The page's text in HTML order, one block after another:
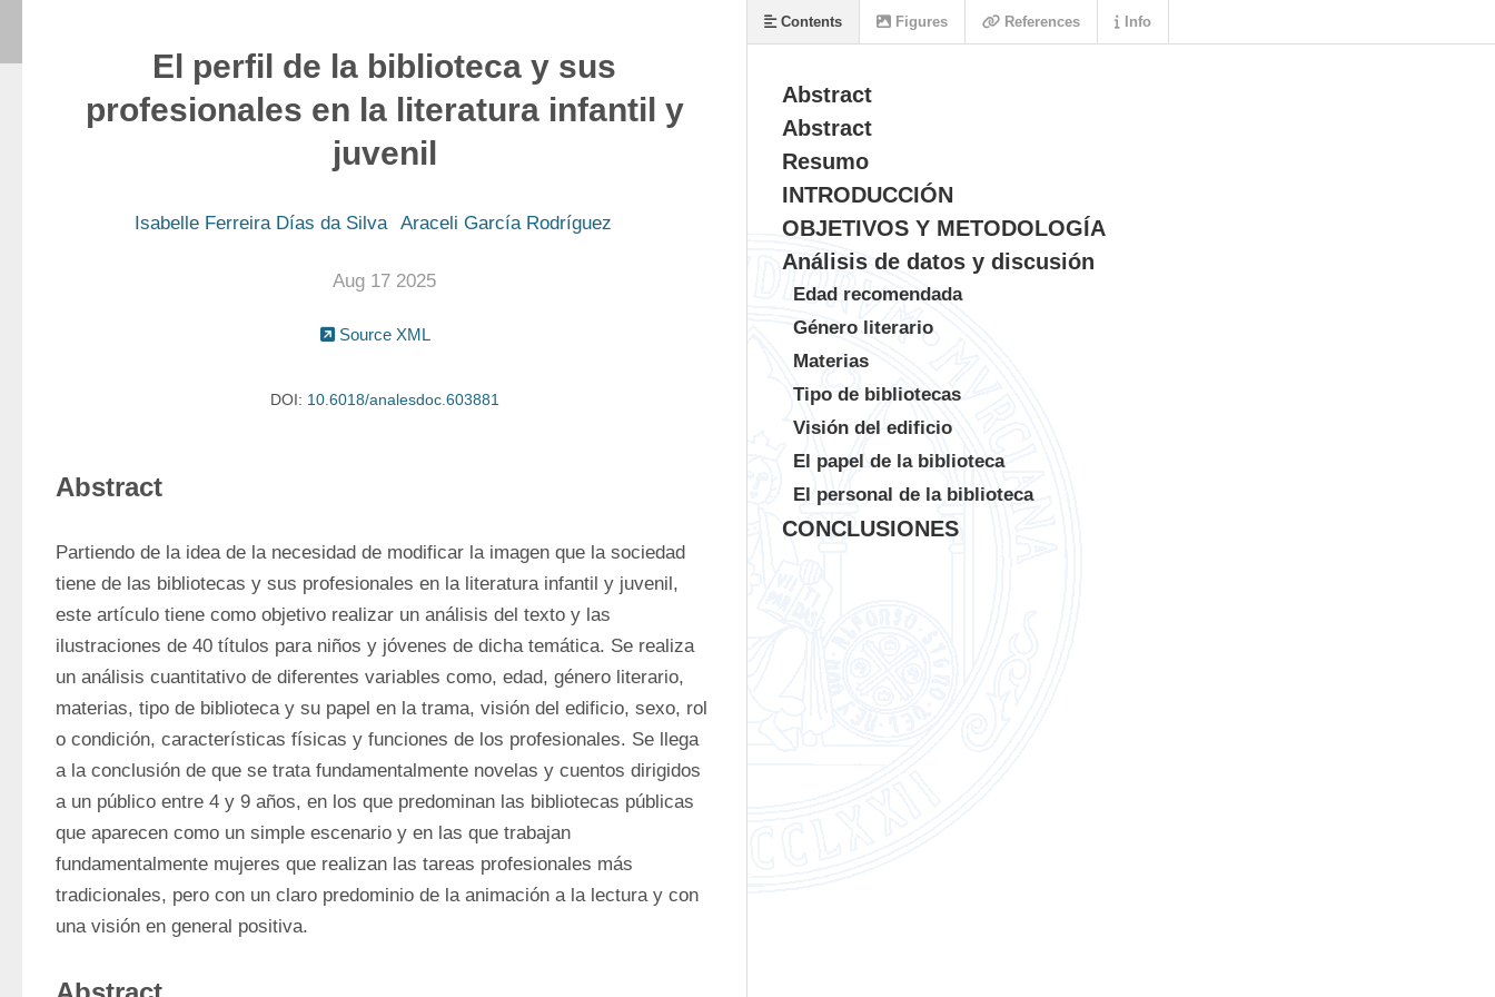
El perfil de la biblioteca y sus
profesionales en la literatura infantil y
juvenil
Isabelle Ferreira Días da Silva Araceli García Rodríguez
Aug 17 2025
Source XML
DOI: 10.6018/analesdoc.603881
Abstract
Partiendo de la idea de la necesidad de modificar la imagen que la sociedad
tiene de las bibliotecas y sus profesionales en la literatura infantil y juvenil,
este artículo tiene como objetivo realizar un análisis del texto y las
ilustraciones de 40 títulos para niños y jóvenes de dicha temática. Se realiza
un análisis cuantitativo de diferentes variables como, edad, género literario,
materias, tipo de biblioteca y su papel en la trama, visión del edificio, sexo, rol
o condición, características físicas y funciones de los profesionales. Se llega
a la conclusión de que se trata fundamentalmente novelas y cuentos dirigidos
a un público entre 4 y 9 años, en los que predominan las bibliotecas públicas
que aparecen como un simple escenario y en las que trabajan
fundamentalmente mujeres que realizan las tareas profesionales más
tradicionales, pero con un claro predominio de la animación a la lectura y con
una visión en general positiva.
Abstract
Abstract
Resumo
INTRODUCCIÓN
OBJETIVOS Y METODOLOGÍA
Análisis de datos y discusión
Edad recomendada
Género literario
Materias
Tipo de bibliotecas
Visión del edificio
El papel de la biblioteca
El personal de la biblioteca
CONCLUSIONES
Contents Figures References Info